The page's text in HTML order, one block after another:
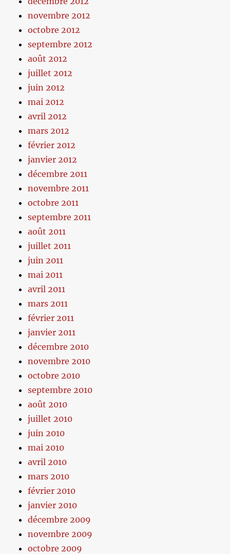
novembre 2012
octobre 2012
septembre 2012
août 2012
juillet 2012
juin 2012
mai 2012
avril 2012
mars 2012
février 2012
janvier 2012
décembre 2011
novembre 2011
octobre 2011
septembre 2011
août 2011
juillet 2011
juin 2011
mai 2011
avril 2011
mars 2011
février 2011
janvier 2011
décembre 2010
novembre 2010
octobre 2010
septembre 2010
août 2010
juillet 2010
juin 2010
mai 2010
avril 2010
mars 2010
février 2010
janvier 2010
décembre 2009
novembre 2009
octobre 2009